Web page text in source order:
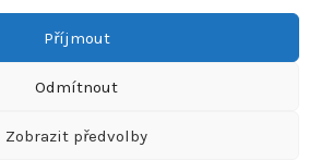
Příjmout
Odmítnout
Zobrazit předvolby
AnalyzeToday2024